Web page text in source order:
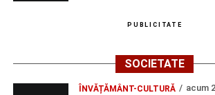
PUBLICITATE
SOCIETATE
ÎNVĂȚĂMÂNT-CULTURĂ acum